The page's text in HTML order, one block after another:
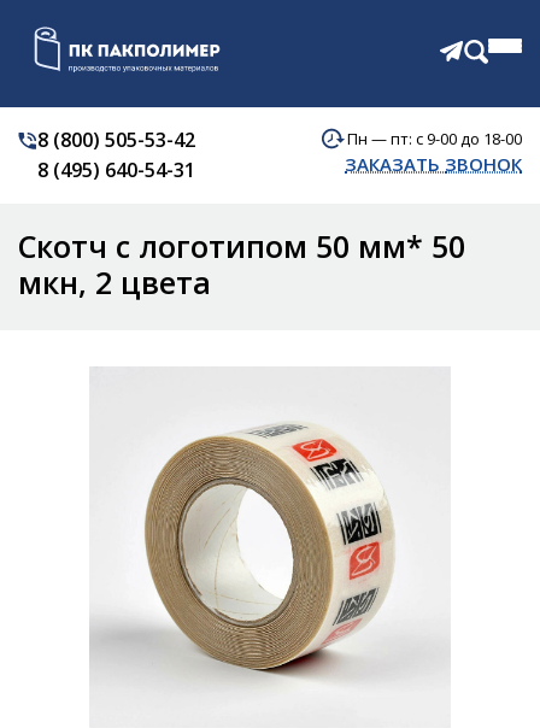
КАТАЛОГ
О КОМПАНИИ
ОТЗЫВЫ
ДОСТАВКА
8 (800) 505-53-42
8 (495) 640-54-31
Пн — пт: с 9-00 до 18-00
ЗАКАЗАТЬ ЗВОНОК
Скотч с логотипом 50 мм* 50
мкн, 2 цвета